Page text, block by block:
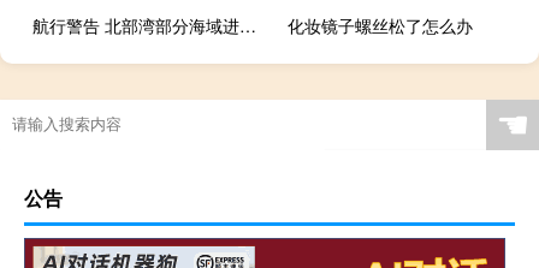
航行警告 北部湾部分海域进行实弹射击训练
化妆镜子螺丝松了怎么办
☚
公告